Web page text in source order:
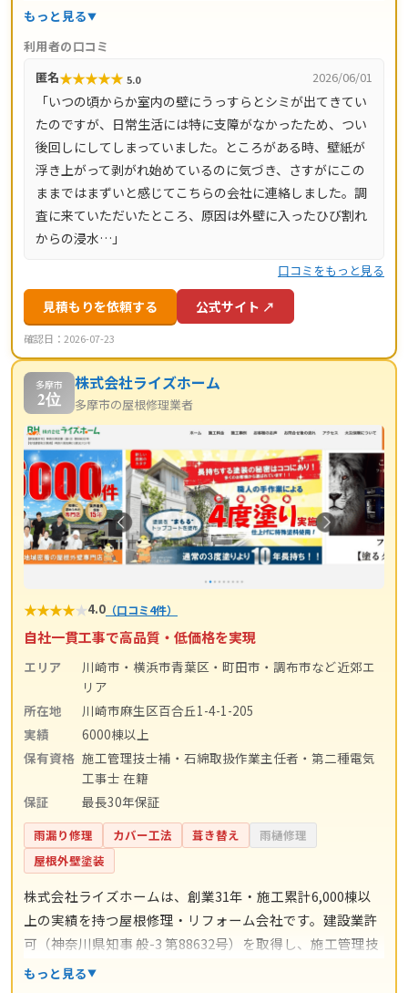
地調査・お見積り・出張費は無料。瓦ずれ直し1,500円〜/
㎡と料金の目安が明確で、自社職人の直接施工により中間
マージンがかかりません。施工後は10年間の工事保証付
き。東京都・神奈川県・埼玉県・千葉県・茨城県・栃木
県・群馬県など全国14都道府県に対応し、LINE・メールは
24時間受付、最短当日にお伺いします。
もっと見る
利用者の口コミ
匿名★★★★★ 5.0 2026/06/01
「いつの頃からか室内の壁にうっすらとシミが出てきてい
たのですが、日常生活には特に支障がなかったため、つい
後回しにしてしまっていました。ところがある時、壁紙が
浮き上がって剥がれ始めているのに気づき、さすがにこの
ままではまずいと感じてこちらの会社に連絡しました。調
査に来ていただいたところ、原因は外壁に入ったひび割れ
からの浸水…」
口コミをもっと見る
見積もりを依頼する 公式サイト ↗
確認日：2026-07-23
多摩市
2位
株式会社ライズホーム
多摩市の屋根修理業者
★★★★★4.0 （口コミ4件）
自社一貫工事で高品質・低価格を実現
エリア
川崎市・横浜市青葉区・町田市・調布市など近郊エ
リア
所在地
川崎市麻生区百合丘1-4-1-205
実績
6000棟以上
保有資格 施工管理技士補・石綿取扱作業主任者・第二種電気
工事士 在籍
保証
最長30年保証
雨漏り修理 カバー工法 葺き替え
雨樋修理
屋根外壁塗装
株式会社ライズホームは、創業31年・施工累計6,000棟以
上の実績を持つ屋根修理・リフォーム会社です。建設業許
可（神奈川県知事 般-3 第88632号）を取得し、施工管理技
士補・石綿取扱作業主任者・第二種電気工事士などの有資
もっと見る